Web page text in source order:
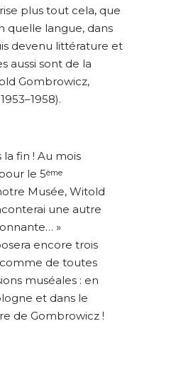
plus tout cela, que
quelle langue, dans
devenu littérature et
aussi sont de la
Gombrowicz,
la fin ! Au mois
le 5ème
Musée, Witold
une autre
»
encore trois
de toutes
muséales : en
et dans le
de Gombrowicz !